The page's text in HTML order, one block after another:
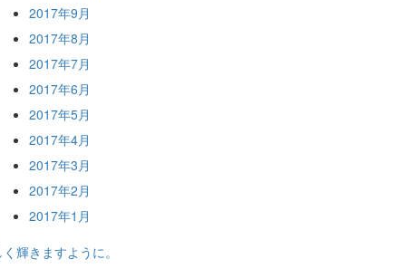
2017年9月
2017年8月
2017年7月
2017年6月
2017年5月
2017年4月
2017年3月
2017年2月
2017年1月